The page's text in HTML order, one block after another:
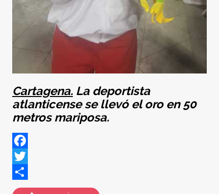
Cartagena. La deportista
atlanticense se llevó el oro en 50
metros mariposa.
Facebook
Twitter
Share